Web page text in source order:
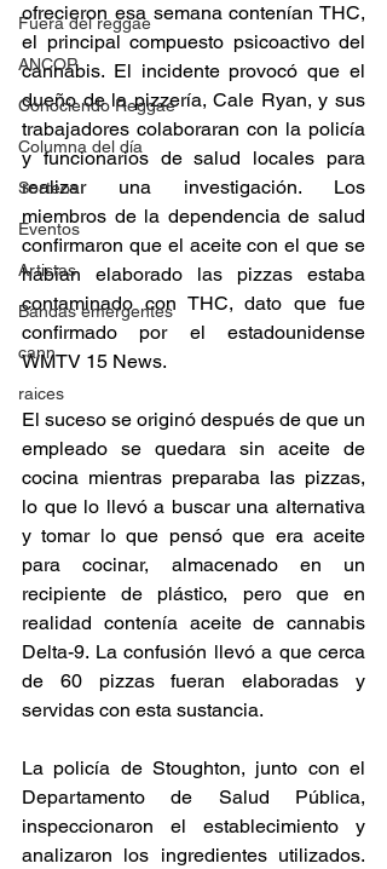
Fuera del reggae
ANCOP
Conociendo Reggae
Columna del día
Sorteos
Eventos
Artistas
Bandas emergentes
cann
raices
ofrecieron esa semana contenían THC,
el principal compuesto psicoactivo del
cannabis. El incidente provocó que el
dueño de la pizzería, Cale Ryan, y sus
trabajadores colaboraran con la policía
y funcionarios de salud locales para
realizar una investigación. Los
miembros de la dependencia de salud
confirmaron que el aceite con el que se
habían elaborado las pizzas estaba
contaminado con THC, dato que fue
confirmado por el estadounidense
WMTV 15 News.
El suceso se originó después de que un
empleado se quedara sin aceite de
cocina mientras preparaba las pizzas,
lo que lo llevó a buscar una alternativa
y tomar lo que pensó que era aceite
para cocinar, almacenado en un
recipiente de plástico, pero que en
realidad contenía aceite de cannabis
Delta-9. La confusión llevó a que cerca
de 60 pizzas fueran elaboradas y
servidas con esta sustancia.
La policía de Stoughton, junto con el
Departamento de Salud Pública,
inspeccionaron el establecimiento y
analizaron los ingredientes utilizados.